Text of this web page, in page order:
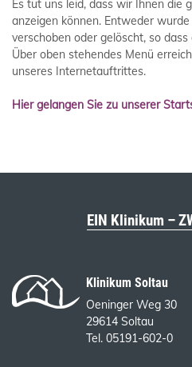
Es tut uns leid, dass wir Ihnen die
anzeigen können. Entweder
verschoben oder gelöscht, so
Über oben stehendes Menü
unseres Internetauftrittes.
Hier gelangen Sie zu unserer
EIN Klinikum –
Klinikum Soltau
Oeninger Weg 30
29614 Soltau
Tel. 05191-602-0